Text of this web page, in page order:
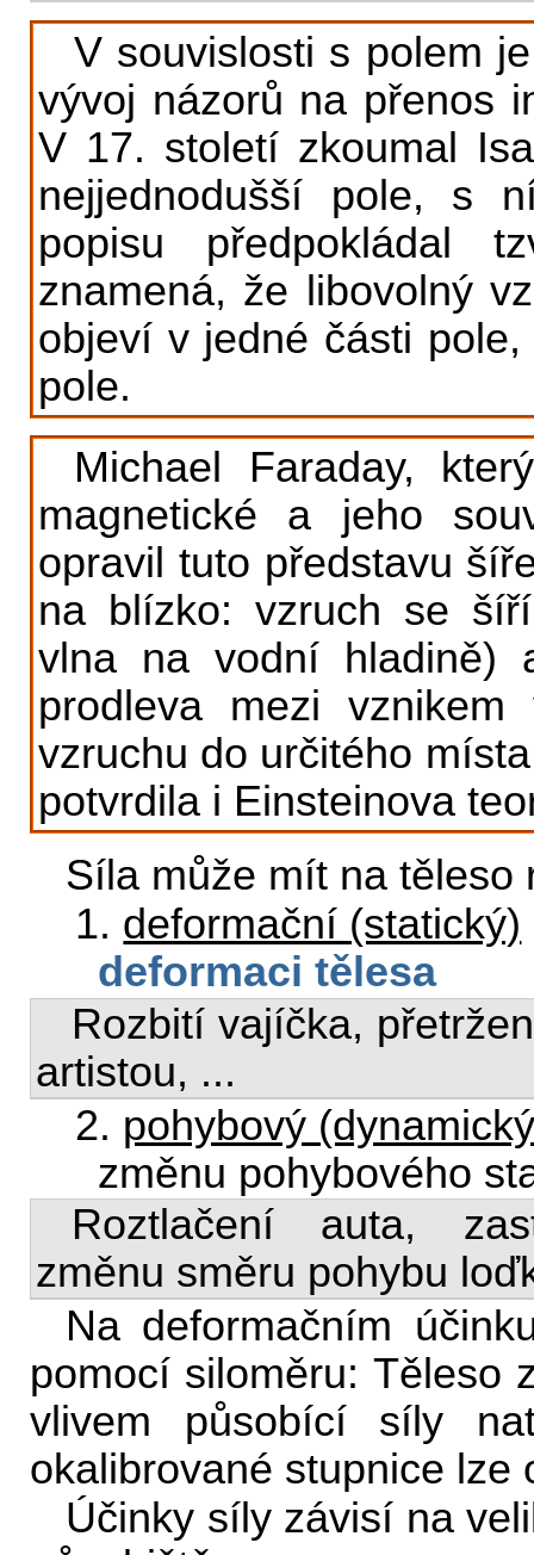
V souvislosti s polem
vývoj názorů na přenos
V 17. století zkoumal
nejjednodušší pole, s
popisu předpokládal
znamená, že libovolný
objeví v jedné části
pole.
Michael Faraday,
magnetické a jeho
opravil tuto představu
na blízko: vzruch se
vlna na vodní hladině)
prodleva mezi
vzruchu do určitého
potvrdila i Einsteinova
Síla může mít na těleso
1. deformační (statický)
deformaci tělesa
Rozbití vajíčka,
artistou, ...
2. pohybový
změnu pohybového
Roztlačení auta,
změnu směru pohybu
Na deformačním
pomocí siloměru: Těleso
vlivem působící síly
okalibrované stupnice
Účinky síly závisí na